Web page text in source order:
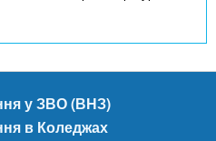
у ЗВО (ВНЗ)
в Коледжах